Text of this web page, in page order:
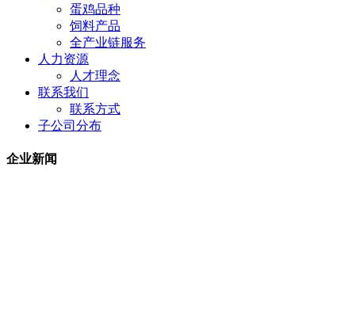
蛋鸡品种
饲料产品
全产业链服务
人力资源
人才理念
联系我们
联系方式
子公司分布
企业新闻